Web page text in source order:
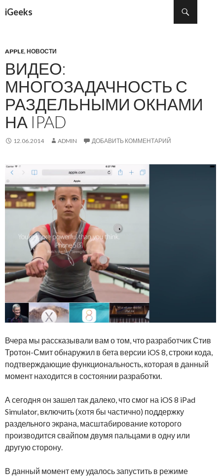
iGeeks
APPLE, НОВОСТИ
ВИДЕО:
МНОГОЗАДАЧНОСТЬ С
РАЗДЕЛЬНЫМИ ОКНАМИ
НА IPAD
12.06.2014 ADMIN ДОБАВИТЬ КОММЕНТАРИЙ
Вчера мы рассказывали вам о том, что разработчик Стив
Тротон-Смит обнаружил в бета версии iOS 8, строки кода,
подтверждающие функциональность, которая в данный
момент находится в состоянии разработки.
А сегодня он зашел так далеко, что смог на iOS 8 iPad
Simulator, включить (хотя бы частично) поддержку
раздельного экрана, масштабирование которого
производится свайпом двумя пальцами в одну или
другую сторону.
В данный момент ему удалось запустить в режиме